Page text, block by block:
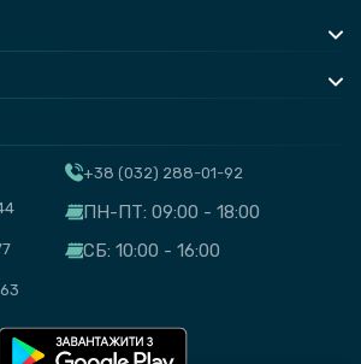
+38 (032) 288-01-92
ПН-ПТ: 09:00 - 18:00
СБ: 10:00 - 16:00